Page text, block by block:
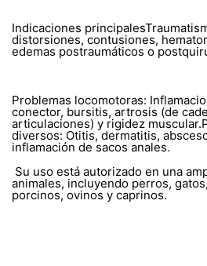
Indicaciones
distorsiones, contusiones,
edemas postraumáticos o
Problemas locomotoras:
conector, bursitis, artrosis (de
articulaciones) y rigidez
diversos: Otitis, dermatitis,
inflamación de sacos anales.
Su uso está autorizado en una
animales, incluyendo perros,
porcinos, ovinos y caprinos.